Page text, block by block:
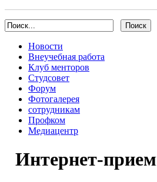
Новости
Внеучебная работа
Клуб менторов
Студсовет
Форум
Фотогалерея
сотрудникам
Профком
Медиацентр
Интернет-